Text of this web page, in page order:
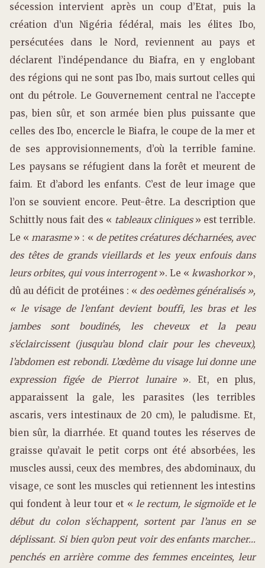
sécession intervient après un coup d’Etat, puis la
création d’un Nigéria fédéral, mais les élites Ibo,
persécutées dans le Nord, reviennent au pays et
déclarent l’indépendance du Biafra, en y englobant
des régions qui ne sont pas Ibo, mais surtout celles qui
ont du pétrole. Le Gouvernement central ne l’accepte
pas, bien sûr, et son armée bien plus puissante que
celles des Ibo, encercle le Biafra, le coupe de la mer et
de ses approvisionnements, d’où la terrible famine.
Les paysans se réfugient dans la forêt et meurent de
faim. Et d’abord les enfants. C’est de leur image que
l’on se souvient encore. Peut-être. La description que
Schittly nous fait des « tableaux cliniques» est terrible.
Le « marasme» : « de petites créatures décharnées, avec
des têtes de grands vieillards et les yeux enfouis dans
leurs orbites, qui vous interrogent». Le « kwashorkor»,
dû au déficit de protéines : « des oedèmes généralisés »,
« le visage de l’enfant devient bouffi, les bras et les
jambes sont boudinés, les cheveux et la peau
s’éclaircissent (jusqu’au blond clair pour les cheveux),
l’abdomen est rebondi. L’œdème du visage lui donne une
expression figée de Pierrot lunaire». Et, en plus,
apparaissent la gale, les parasites (les terribles
ascaris, vers intestinaux de 20 cm), le paludisme. Et,
bien sûr, la diarrhée. Et quand toutes les réserves de
graisse qu’avait le petit corps ont été absorbées, les
muscles aussi, ceux des membres, des abdominaux, du
visage, ce sont les muscles qui retiennent les intestins
qui fondent à leur tour et « le rectum, le sigmoïde et le
début du colon s’échappent, sortent par l’anus en se
déplissant. Si bien qu’on peut voir des enfants marcher…
penchés en arrière comme des femmes enceintes, leur